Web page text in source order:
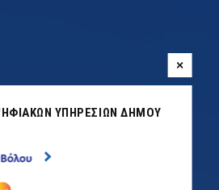
ΥΠΗΡΕΣΙΩΝ ΔΗΜΟΥ
ΣΤΟ ΔΗΜΟ